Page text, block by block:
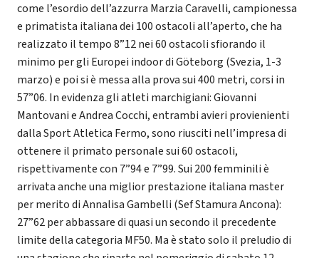
come l’esordio dell’azzurra Marzia Caravelli, campionessa
e primatista italiana dei 100 ostacoli all’aperto, che ha
realizzato il tempo 8”12 nei 60 ostacoli sfiorando il
minimo per gli Europei indoor di Göteborg (Svezia, 1-3
marzo) e poi si è messa alla prova sui 400 metri, corsi in
57”06. In evidenza gli atleti marchigiani: Giovanni
Mantovani e Andrea Cocchi, entrambi avieri provienienti
dalla Sport Atletica Fermo, sono riusciti nell’impresa di
ottenere il primato personale sui 60 ostacoli,
rispettivamente con 7”94 e 7”99. Sui 200 femminili è
arrivata anche una miglior prestazione italiana master
per merito di Annalisa Gambelli (Sef Stamura Ancona):
27”62 per abbassare di quasi un secondo il precedente
limite della categoria MF50. Ma è stato solo il preludio di